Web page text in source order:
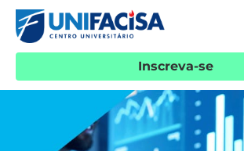
Inscreva-se